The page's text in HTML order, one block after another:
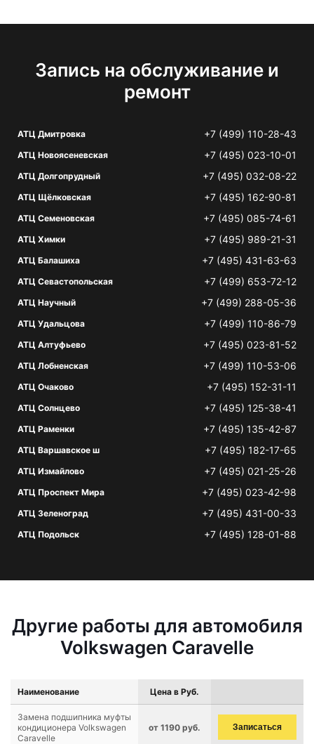
Запись на обслуживание и
ремонт
АТЦ Дмитровка +7 (499) 110-28-43
АТЦ Новоясеневская +7 (495) 023-10-01
АТЦ Долгопрудный +7 (495) 032-08-22
АТЦ Щёлковская +7 (495) 162-90-81
АТЦ Семеновская +7 (495) 085-74-61
АТЦ Химки +7 (495) 989-21-31
АТЦ Балашиха +7 (495) 431-63-63
АТЦ Севастопольская +7 (499) 653-72-12
АТЦ Научный +7 (499) 288-05-36
АТЦ Удальцова +7 (499) 110-86-79
АТЦ Алтуфьево +7 (495) 023-81-52
АТЦ Лобненская +7 (499) 110-53-06
АТЦ Очаково +7 (495) 152-31-11
АТЦ Солнцево +7 (495) 125-38-41
АТЦ Раменки +7 (495) 135-42-87
АТЦ Варшавское ш +7 (495) 182-17-65
АТЦ Измайлово +7 (495) 021-25-26
АТЦ Проспект Мира +7 (495) 023-42-98
АТЦ Зеленоград +7 (495) 431-00-33
АТЦ Подольск +7 (495) 128-01-88
Другие работы для автомобиля
Volkswagen Caravelle
Наименование Цена в Руб.
Замена подшипника муфты
кондиционера Volkswagen
Caravelle
от 1190 руб. Записаться